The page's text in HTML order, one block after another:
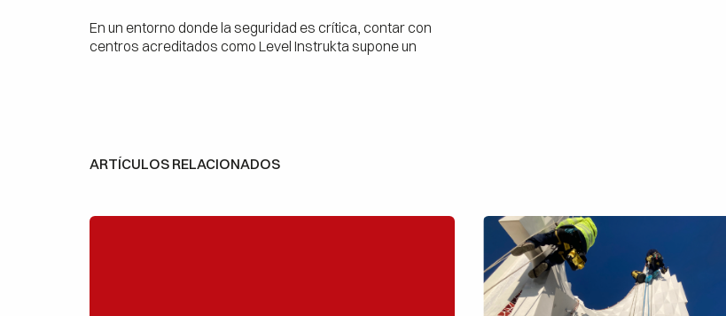
En un entorno donde la seguridad es crítica, contar con
centros acreditados como Level Instrukta supone un
ARTÍCULOS RELACIONADOS